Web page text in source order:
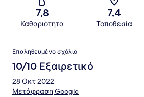
7,8
Καθαριότητα
7,4
Τοποθεσία
Σχόλια
Επαληθευμένο σχόλιο
10/10 Εξαιρετικό
28 Οκτ 2022
Μετάφραση Google